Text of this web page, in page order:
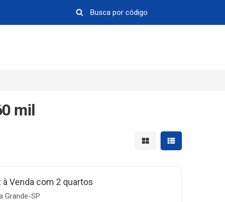
mil
Mostrar resultados em
Mostrar
à Venda com 2 quartos
Grande-SP